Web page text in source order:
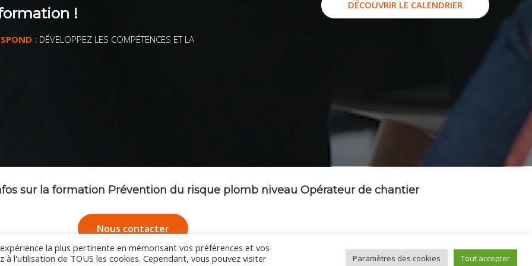
!
: DÉVELOPPEZ LES COMPÉTENCES ET LA
DÉCOUVRIR LE CALENDRIER
sur la formation Prévention du risque plomb niveau Opérateur de chantier
Nous contacter
la plus pertinente en mémorisant vos préférences et vos
l'utilisation de TOUS les cookies. Cependant, vous pouvez visiter
Paramètres des cookies Tout accepter